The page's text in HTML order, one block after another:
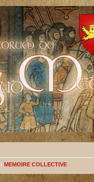
‹ MEMOIRE COLLECTIVE